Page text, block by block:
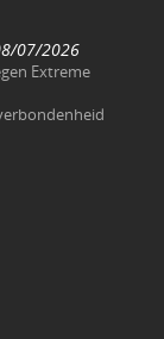
07/2026
Extreme